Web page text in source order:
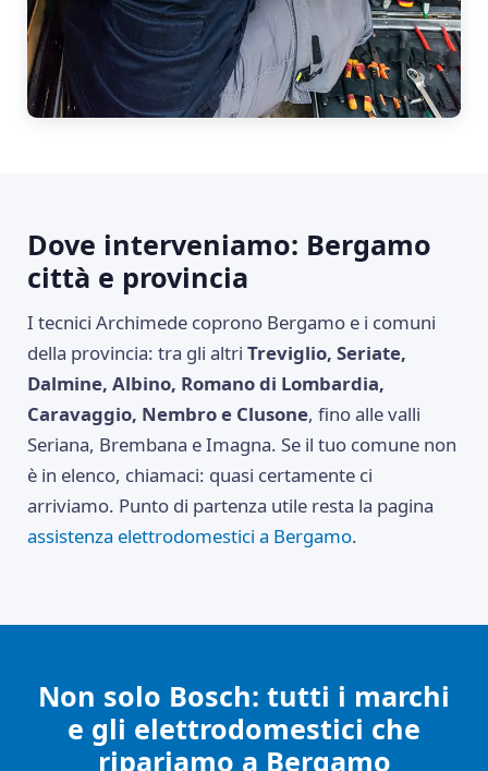
Dove interveniamo: Bergamo
città e provincia
I tecnici Archimede coprono Bergamo e i comuni
della provincia: tra gli altriTreviglio, Seriate,
Dalmine, Albino, Romano di Lombardia,
Caravaggio, Nembro e Clusone, fino alle valli
Seriana, Brembana e Imagna. Se il tuo comune non
è in elenco, chiamaci: quasi certamente ci
arriviamo. Punto di partenza utile resta la pagina
assistenza elettrodomestici a Bergamo.
Non solo Bosch: tutti i marchi
e gli elettrodomestici che
ripariamo a Bergamo